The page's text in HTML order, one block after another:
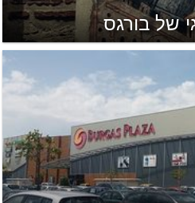
של בורגס